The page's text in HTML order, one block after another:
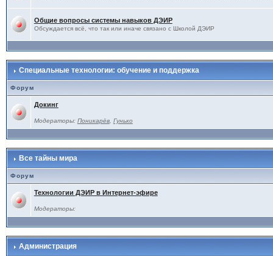
Общие вопросы системы навыков ДЭИР
Обсуждается всё, что так или иначе связано с Школой ДЭИР
Специальные технологии: обучение и поддержка
Форум
Докинг
Модераторы: Поникарёв, Гунько
Все тайны мира
Форум
Технологии ДЭИР в Интернет-эфире
Модераторы:
Администрация